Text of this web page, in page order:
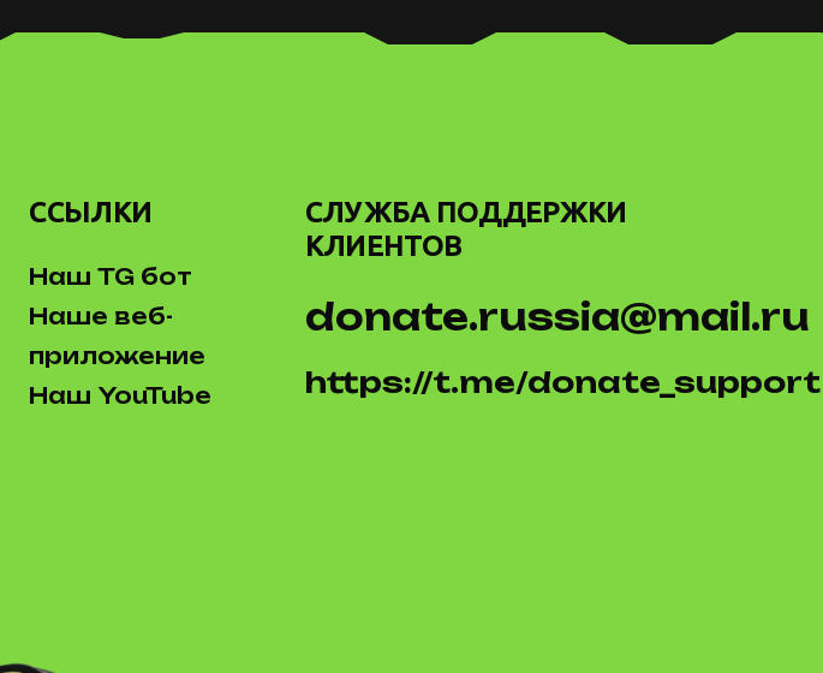
ССЫЛКИ
Наш TG бот
Наше веб-
приложение
Наш YouTube
СЛУЖБА ПОДДЕРЖКИ
КЛИЕНТОВ
donate.russia@mail.ru
https://t.me/donate_support